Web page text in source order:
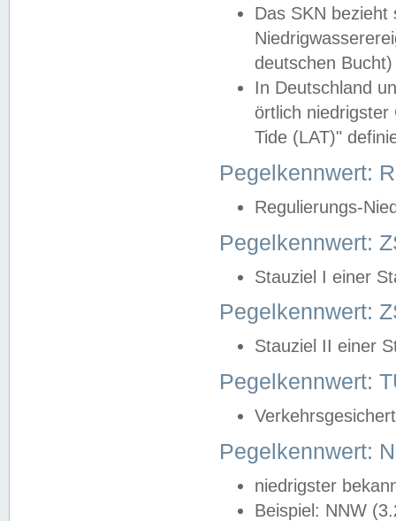
Das SKN
deutschen
In Deutschland
örtlich
Tide (LAT)"
Pegelkennwert:
Regulierungs-
Pegelkennwert:
Stauziel I einer
Pegelkennwert:
Stauziel II einer
Pegelkennwert:
Pegelkennwert:
niedrigster
Beispiel: NNW